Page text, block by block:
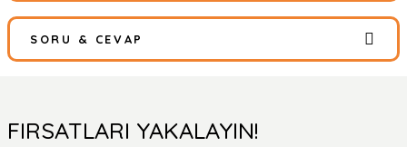
Bu ürüne ilk yorumu siz yapın!
Yorum Yaz
SORU & CEVAP
Ürün hakkında henüz soru sorulmamış.
FIRSATLARI YAKALAYIN!